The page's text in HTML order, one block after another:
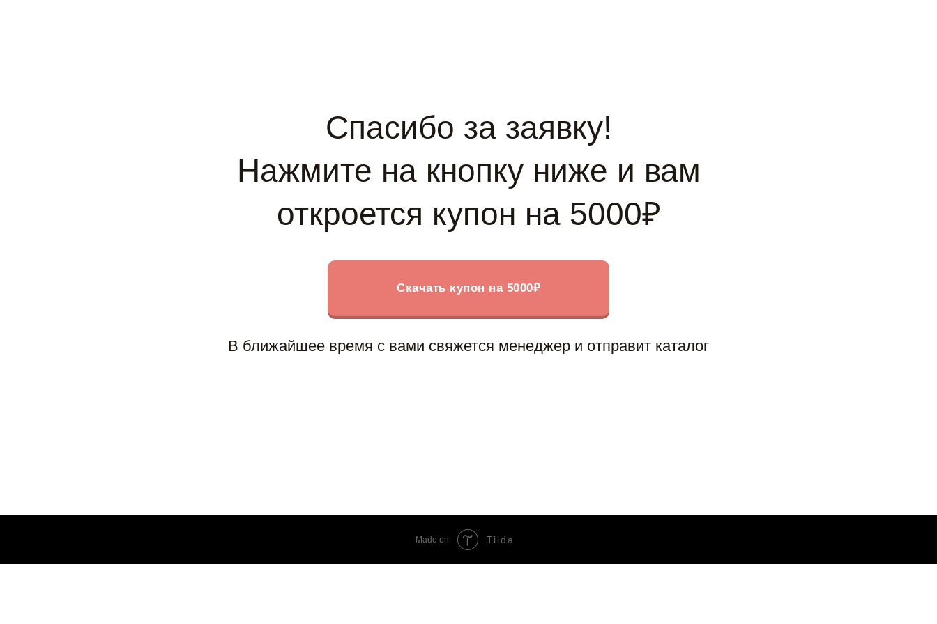
Спасибо за заявку!
Нажмите на кнопку ниже и вам
откроется купон на 5000₽
В ближайшее время с вами свяжется менеджер и отправит каталог
Скачать купон на 5000₽
Made on Tilda